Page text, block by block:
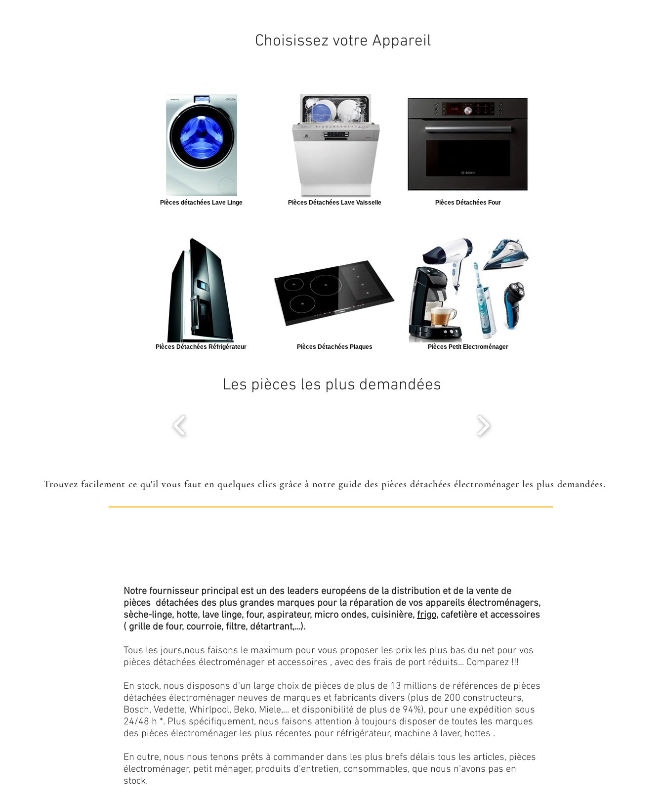
Choisissez votre Appareil
Pièces détachées Lave Linge Pièces Détachées Lave Vaisselle Pièces Détachées Four
Pièces Détachées Réfrigérateur Pièces Détachées Plaques Pièces Petit Electroménager
Les pièces les plus demandées
Trouvez facilement ce qu'il vous faut en quelques clics grâce à notre guide des pièces détachées électroménager les plus demandées.
Notre fournisseur principal est un des leaders européens de la distribution et de la vente de
pièces détachées des plus grandes marques pour la réparation de vos appareils électroménagers,
sèche-linge, hotte, lave linge, four, aspirateur, micro ondes, cuisinière, frigo, cafetière et accessoires
( grille de four, courroie, filtre, détartrant,...).
Tous les jours,nous faisons le maximum pour vous proposer les prix les plus bas du net pour vos
pièces détachées électroménager et accessoires , avec des frais de port réduits... Comparez !!!
En stock, nous disposons d'un large choix de pièces de plus de 13 millions de références de pièces
détachées électroménager neuves de marques et fabricants divers (plus de 200 constructeurs,
Bosch, Vedette, Whirlpool, Beko, Miele,... et disponibilité de plus de 94%), pour une expédition sous
24/48 h *. Plus spécifiquement, nous faisons attention à toujours disposer de toutes les marques
des pièces électroménager les plus récentes pour réfrigérateur, machine à laver, hottes .
En outre, nous nous tenons prêts à commander dans les plus brefs délais tous les articles, pièces
électroménager, petit ménager, produits d’entretien, consommables, que nous n'avons pas en
stock.